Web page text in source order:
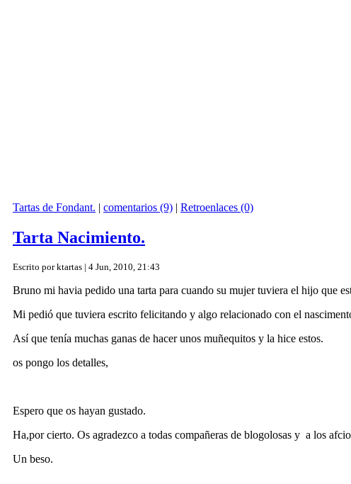
Tartas de Fondant. | comentarios (9) | Retroenlaces (0)
Tarta Nacimiento.
Escrito por ktartas | 4 Jun, 2010, 21:43
Bruno mi havia pedido una tarta para cuando su mujer tuviera el hijo que
Mi pedió que tuviera escrito felicitando y algo relacionado con el
Así que tenía muchas ganas de hacer unos muñequitos y la hice estos.
os pongo los detalles,
Espero que os hayan gustado.
Ha,por cierto. Os agradezco a todas compañeras de blogolosas y a los
Un beso.